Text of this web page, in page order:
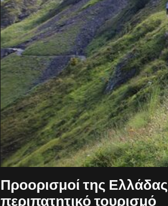
Προορισμοί της
περιπατητικό τουρισμό